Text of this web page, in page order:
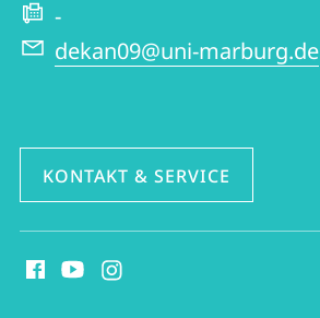
-
dekan09@uni-marburg.de
KONTAKT & SERVICE
Media